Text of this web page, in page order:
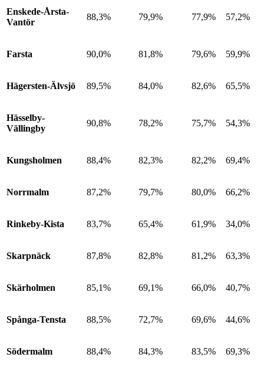
Enskede-Årsta-
Vantör
88,3% 79,9% 77,9% 57,2%
Farsta 90,0% 81,8% 79,6% 59,9%
Hägersten-Älvsjö 89,5% 84,0% 82,6% 65,5%
Hässelby-
Vällingby
90,8% 78,2% 75,7% 54,3%
Kungsholmen 88,4% 82,3% 82,2% 69,4%
Norrmalm 87,2% 79,7% 80,0% 66,2%
Rinkeby-Kista 83,7% 65,4% 61,9% 34,0%
Skarpnäck 87,8% 82,8% 81,2% 63,3%
Skärholmen 85,1% 69,1% 66,0% 40,7%
Spånga-Tensta 88,5% 72,7% 69,6% 44,6%
Södermalm 88,4% 84,3% 83,5% 69,3%